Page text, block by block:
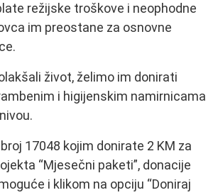
režijske troškove i neophodne
im preostane za osnovne
život, želimo im donirati
i higijenskim namirnicama
17048 kojim donirate 2 KM za
“Mjesečni paketi”, donacije
i klikom na opciju “Doniraj